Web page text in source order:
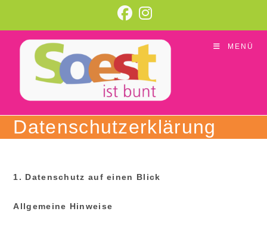
springen
MENÜ
Datenschutzerklärung
1. Datenschutz auf einen Blick
Allgemeine Hinweise